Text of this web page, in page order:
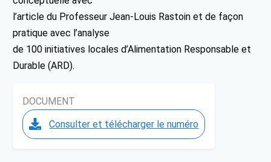
l’article du Professeur Jean-Louis Rastoin et de façon
pratique avec l’analyse
de 100 initiatives locales d’Alimentation Responsable et
Durable (ARD).
DOCUMENT
Consulter et télécharger le numéro